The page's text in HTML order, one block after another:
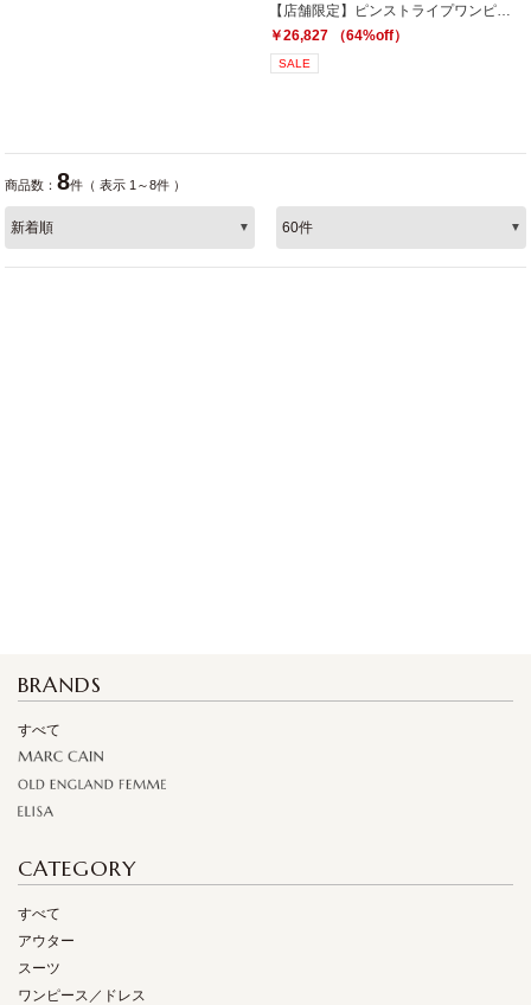
【店舗限定】ピンストライプワンピース
￥26,827 （64%off）
SALE
商品数：8件（ 表示 1～8件 ）
BRANDS
すべて
CATEGORY
すべて
アウター
スーツ
ワンピース／ドレス